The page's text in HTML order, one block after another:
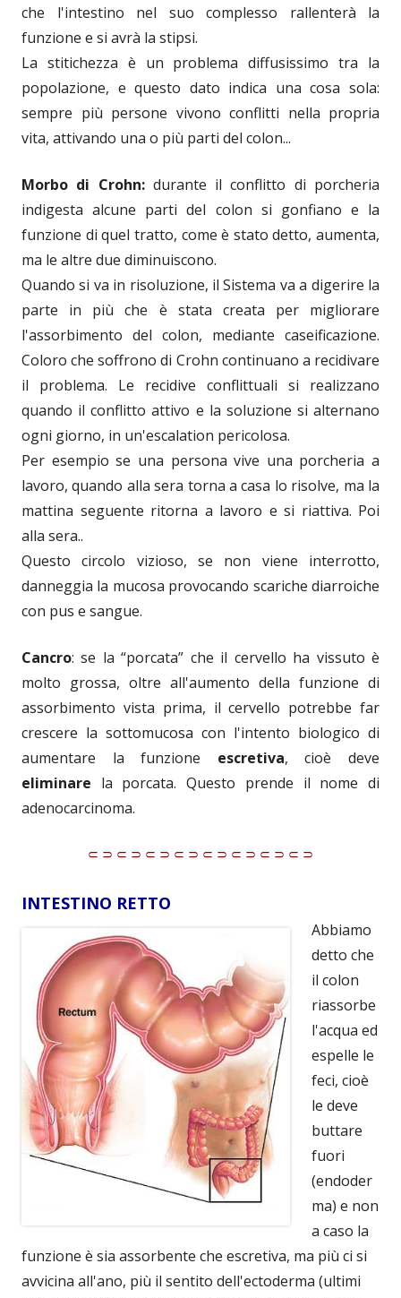
che l'intestino nel suo complesso rallenterà la
funzione e si avrà la stipsi.
La stitichezza è un problema diffusissimo tra la
popolazione, e questo dato indica una cosa sola:
sempre più persone vivono conflitti nella propria
vita, attivando una o più parti del colon...
Morbo di Crohn:durante il conflitto di porcheria
indigesta alcune parti del colon si gonfiano e la
funzione di quel tratto, come è stato detto, aumenta,
ma le altre due diminuiscono.
Quando si va in risoluzione, il Sistema va a digerire la
parte in più che è stata creata per migliorare
l'assorbimento del colon, mediante caseificazione.
Coloro che soffrono di Crohn continuano a recidivare
il problema. Le recidive conflittuali si realizzano
quando il conflitto attivo e la soluzione si alternano
ogni giorno, in un'escalation pericolosa.
Per esempio se una persona vive una porcheria a
lavoro, quando alla sera torna a casa lo risolve, ma la
mattina seguente ritorna a lavoro e si riattiva. Poi
alla sera..
Questo circolo vizioso, se non viene interrotto,
danneggia la mucosa provocando scariche diarroiche
con pus e sangue.
Cancro: se la “porcata” che il cervello ha vissuto è
molto grossa, oltre all'aumento della funzione di
assorbimento vista prima, il cervello potrebbe far
crescere la sottomucosa con l'intento biologico di
aumentare la funzione escretiva, cioè deve
eliminare la porcata. Questo prende il nome di
adenocarcinoma.
⸦⸧⸦⸧⸦⸧⸦⸧⸦⸧⸦⸧⸦⸧⸦⸧
INTESTINO RETTO
Abbiamo
detto che
il colon
riassorbe
l'acqua ed
espelle le
feci, cioè
le deve
buttare
fuori
(endoder
ma) e non
a caso la
funzione è sia assorbente che escretiva, ma più ci si
avvicina all'ano, più il sentito dell'ectoderma (ultimi